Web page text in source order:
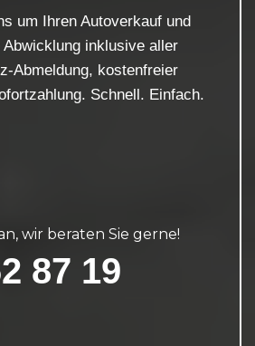
um Ihren Autoverkauf und
Abwicklung inklusive aller
Abmeldung, kostenfreier
Schnell. Einfach.
wir beraten Sie gerne!
87 19